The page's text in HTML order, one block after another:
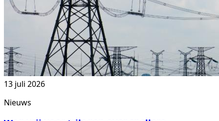
13 juli 2026
Nieuws